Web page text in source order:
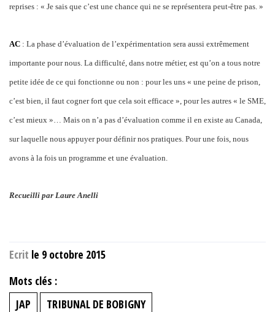
reprises : « Je sais que c’est une chance qui ne se représentera peut-être pas. »
AC : La phase d’évaluation de l’expérimentation sera aussi extrêmement
importante pour nous. La difficulté, dans notre métier, est qu’on a tous notre
petite idée de ce qui fonctionne ou non : pour les uns « une peine de prison,
c’est bien, il faut cogner fort que cela soit efficace », pour les autres « le SME,
c’est mieux »… Mais on n’a pas d’évaluation comme il en existe au Canada,
sur laquelle nous appuyer pour définir nos pratiques. Pour une fois, nous
avons à la fois un programme et une évaluation.
Recueilli par Laure Anelli
Ecrit le 9 octobre 2015
Mots clés :
JAP
TRIBUNAL DE BOBIGNY